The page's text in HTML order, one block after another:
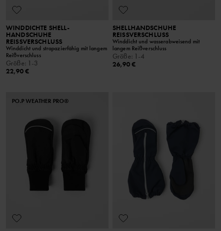
WINDDICHTE SHELL-
HANDSCHUHE
REISSVERSCHLUSS
Winddicht und strapazierfähig mit langem
Reißverschluss
Größe: 1-3
22,90 €
SHELLHANDSCHUHE
REISSVERSCHLUSS
Winddicht und wasserabweisend mit
langem Reißverschluss
Größe: 1-4
26,90 €
PO.P WEATHER PRO®